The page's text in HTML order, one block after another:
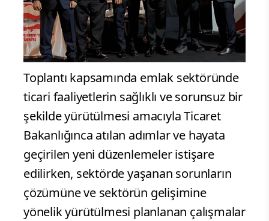
Toplantı kapsamında emlak sektöründe
ticari faaliyetlerin sağlıklı ve sorunsuz bir
şekilde yürütülmesi amacıyla Ticaret
Bakanlığınca atılan adımlar ve hayata
geçirilen yeni düzenlemeler istişare
edilirken, sektörde yaşanan sorunların
çözümüne ve sektörün gelişimine
yönelik yürütülmesi planlanan çalışmalar